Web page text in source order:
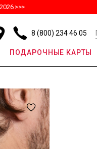
>>>
8 (800) 234 46 05
ПОДАРОЧНЫЕ КАРТЫ